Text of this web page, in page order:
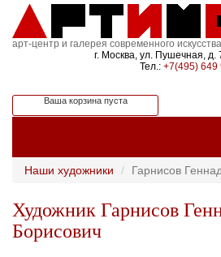
арт-центр и галерея современного искусства
г. Москва, ул. Пушечная, д.
Тел.: +7(495) 649
Ваша корзина пуста
Наши художники Гарнисов
Художник Гарнисов
Борисович